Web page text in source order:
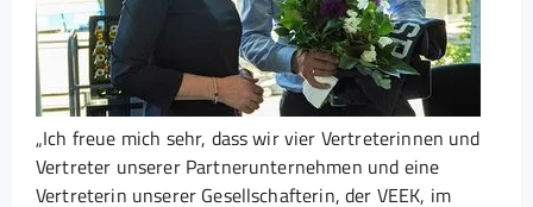
„Ich freue mich sehr, dass wir vier Vertreterinnen und
Vertreter unserer Partnerunternehmen und eine
Vertreterin unserer Gesellschafterin, der VEEK, im